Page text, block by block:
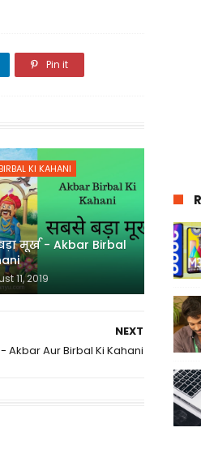
Pin it
KI KAHANI
मूर्ख - Akbar Birbal
11, 2019
NEXT
Akbar Aur Birbal Ki Kahani